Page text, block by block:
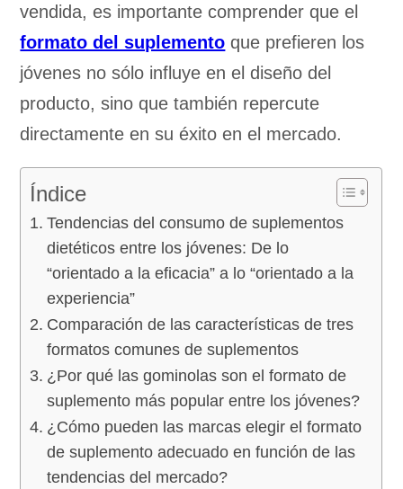
vendida, es importante comprender que el
formato del suplemento que prefieren los
jóvenes no sólo influye en el diseño del
producto, sino que también repercute
directamente en su éxito en el mercado.
Índice
Tendencias del consumo de suplementos
dietéticos entre los jóvenes: De lo
“orientado a la eficacia” a lo “orientado a la
experiencia”
Comparación de las características de tres
formatos comunes de suplementos
¿Por qué las gominolas son el formato de
suplemento más popular entre los jóvenes?
¿Cómo pueden las marcas elegir el formato
de suplemento adecuado en función de las
tendencias del mercado?